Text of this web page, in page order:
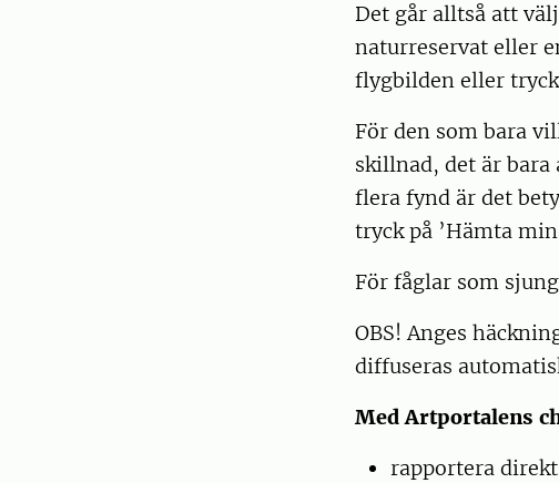
Det går alltså att
naturreservat eller
flygbilden eller
För den som bara
skillnad, det är
flera fynd är det
tryck på ’Hämta
För fåglar som
OBS! Anges
diffuseras
Med Artportalens
rapportera